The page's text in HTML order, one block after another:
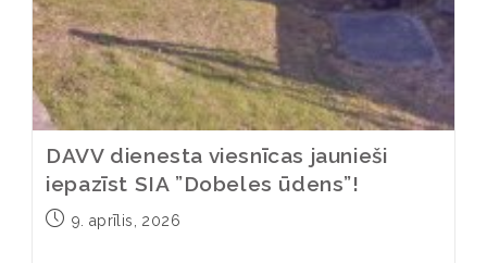
DAVV dienesta viesnīcas jaunieši
iepazīst SIA ”Dobeles ūdens”!
9. aprīlis, 2026